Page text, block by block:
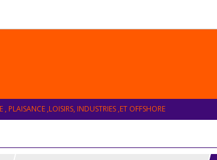
PLAISANCE ,LOISIRS, INDUSTRIES ,ET OFFSHORE